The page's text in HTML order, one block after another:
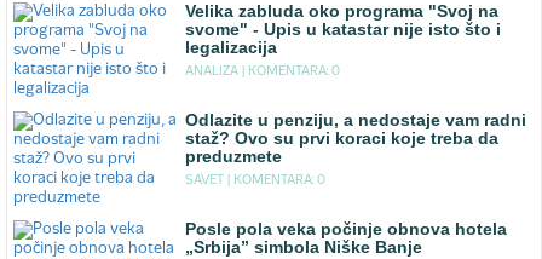
Velika zabluda oko programa "Svoj na
svome" - Upis u katastar nije isto što i
legalizacija
ANALIZA | KOMENTARA: 0
Odlazite u penziju, a nedostaje vam radni
staž? Ovo su prvi koraci koje treba da
preduzmete
SAVET | KOMENTARA: 0
Posle pola veka počinje obnova hotela
„Srbija” simbola Niške Banje